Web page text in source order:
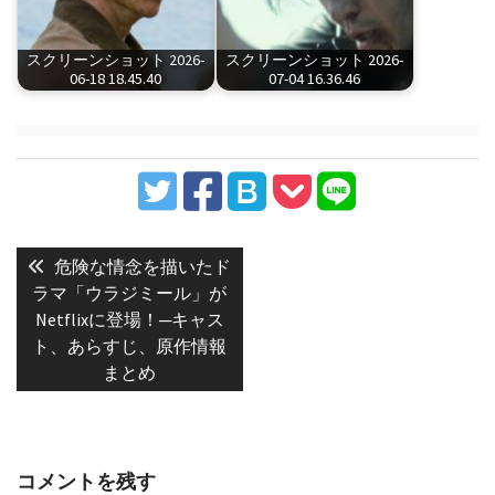
スクリーンショット 2026-
06-18 18.45.40
スクリーンショット 2026-
07-04 16.36.46
稿
ナ
ビ
Previous
post:
危険な情念を描いたド
ラマ「ウラジミール」が
Netflixに登場！─キャス
ト、あらすじ、原作情報
まとめ
コメントを残す